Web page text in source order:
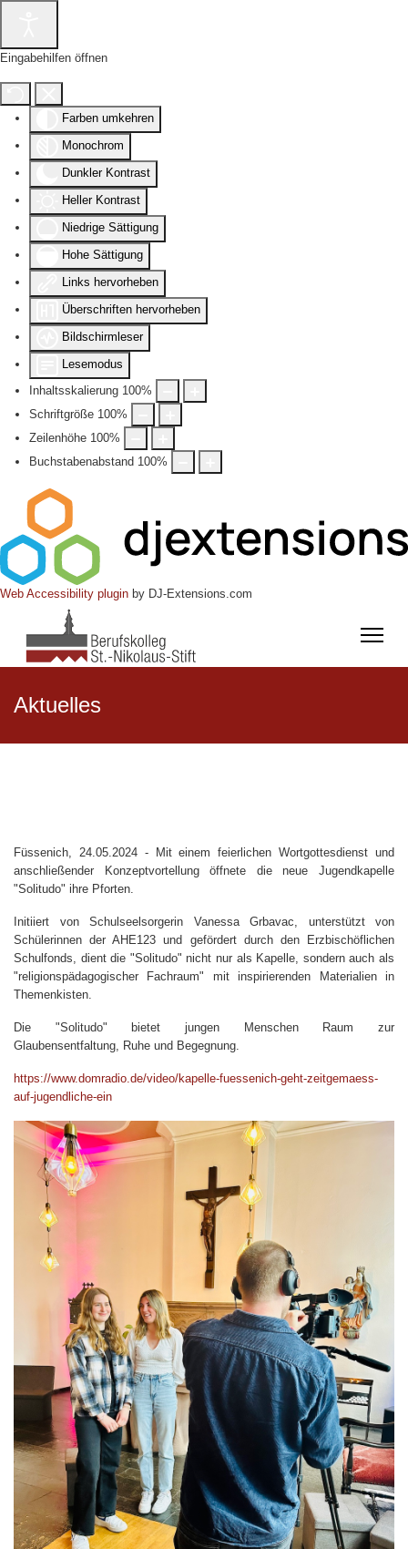
Eingabehilfen öffnen
Farben umkehren
Monochrom
Dunkler Kontrast
Heller Kontrast
Niedrige Sättigung
Hohe Sättigung
Links hervorheben
Überschriften hervorheben
Bildschirmleser
Lesemodus
Inhaltsskalierung 100%
Schriftgröße 100%
Zeilenhöhe 100%
Buchstabenabstand 100%
Web Accessibility plugin by DJ-Extensions.com
Aktuelles
Füssenich, 24.05.2024 - Mit einem feierlichen Wortgottesdienst und
anschließender Konzeptvortellung öffnete die neue Jugendkapelle
"Solitudo" ihre Pforten.
Initiiert von Schulseelsorgerin Vanessa Grbavac, unterstützt von
Schülerinnen der AHE123 und gefördert durch den Erzbischöflichen
Schulfonds, dient die "Solitudo" nicht nur als Kapelle, sondern auch als
"religionspädagogischer Fachraum" mit inspirierenden Materialien in
Themenkisten.
Die "Solitudo" bietet jungen Menschen Raum zur
Glaubensentfaltung, Ruhe und Begegnung.
https://www.domradio.de/video/kapelle-fuessenich-geht-zeitgemaess-
auf-jugendliche-ein